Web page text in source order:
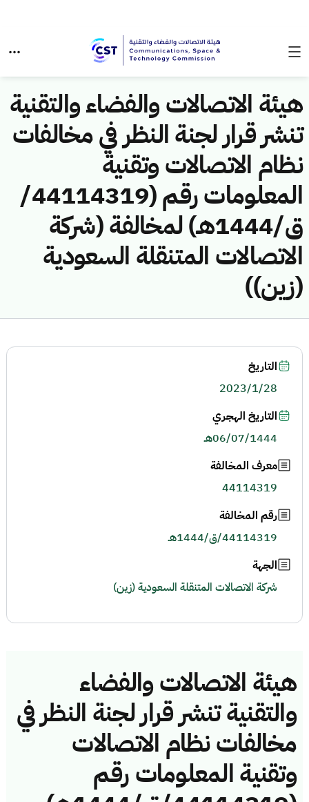
هيئة الاتصالات والفضاء والتقنية
تنشر قرار لجنة النظر في مخالفات
نظام الاتصالات وتقنية
المعلومات رقم (44114319/
ق/1444هـ) لمخالفة (شركة
الاتصالات المتنقلة السعودية
(زين))
هيئة الاتصالات والفضاء
والتقنية تنشر قرار لجنة النظر في
مخالفات نظام الاتصالات
وتقنية المعلومات رقم
التاريخ
2023/1/28
التاريخ الهجري
06/07/1444هـ
معرف المخالفة
44114319
رقم المخالفة
44114319/ق/1444هـ
الجهة
شركة الاتصالات المتنقلة السعودية (زين)